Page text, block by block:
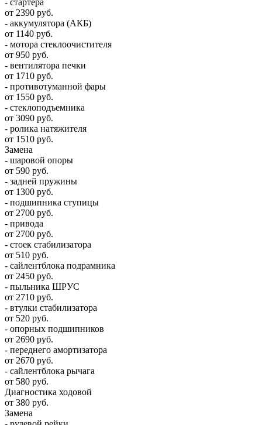
от 2390 руб.
- аккумулятора (АКБ)
от 1140 руб.
- мотора стеклоочистителя
от 950 руб.
- вентилятора печки
от 1710 руб.
- противотуманной фары
от 1550 руб.
- стеклоподъемника
от 3090 руб.
- ролика натяжителя
от 1510 руб.
Замена
- шаровой опоры
от 590 руб.
- задней пружины
от 1300 руб.
- подшипника ступицы
от 2700 руб.
- привода
от 2700 руб.
- стоек стабилизатора
от 510 руб.
- сайлентблока подрамника
от 2450 руб.
- пыльника ШРУС
от 2710 руб.
- втулки стабилизатора
от 520 руб.
- опорных подшипников
от 2690 руб.
- переднего амортизатора
от 2670 руб.
- сайлентблока рычага
от 580 руб.
Диагностика ходовой
от 380 руб.
Замена